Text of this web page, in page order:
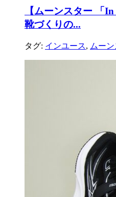
【ムーンスター 「
靴づくりの...
タグ: インユース, ムー